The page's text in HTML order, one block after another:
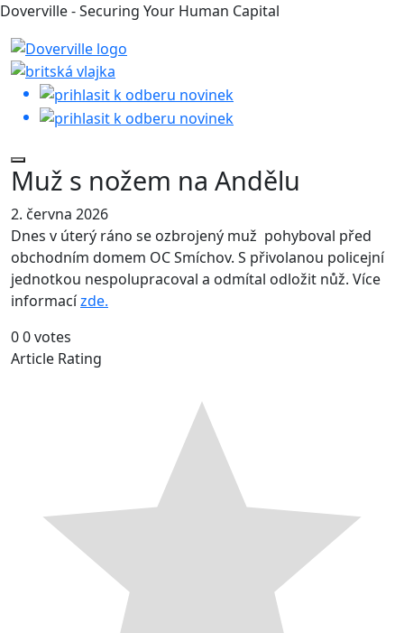
Doverville - Securing Your Human Capital
Muž s nožem na Andělu
2. června 2026
Dnes v úterý ráno se ozbrojený muž pohyboval před
obchodním domem OC Smíchov. S přivolanou policejní
jednotkou nespolupracoval a odmítal odložit nůž. Více
informacízde.
00votes
Article Rating